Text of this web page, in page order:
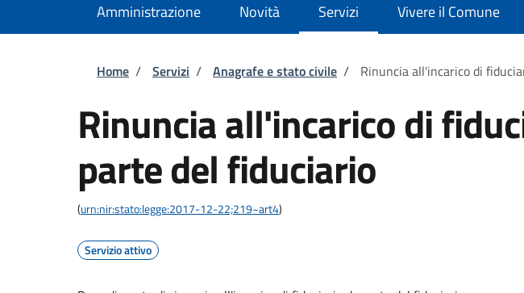
Amministrazione Novità Servizi Vivere il Comune
Briciole di pane
Home / Servizi / Anagrafe e stato civile / Rinuncia all'incarico di
Rinuncia all'incarico di
parte del fiduciario
(urn:nir:stato:legge:2017-12-22;219~art4)
Servizio attivo